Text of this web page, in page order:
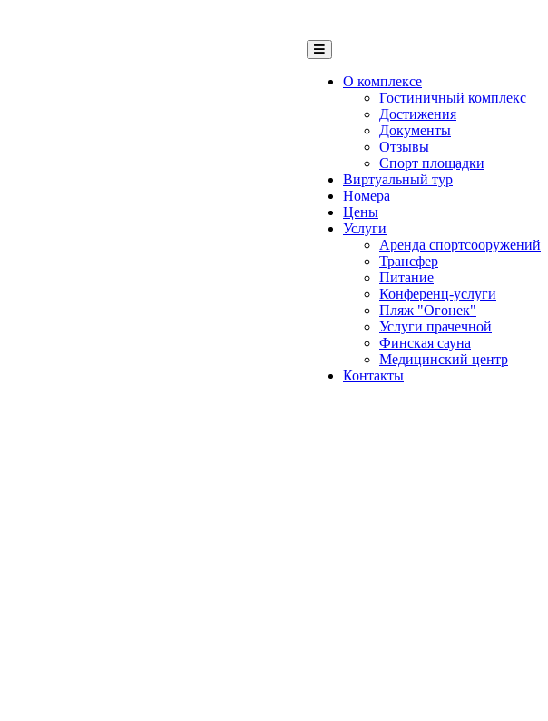
О комплексе
Гостиничный комплекс
Достижения
Документы
Отзывы
Спорт площадки
Виртуальный тур
Номера
Цены
Услуги
Аренда спортсооружений
Трансфер
Питание
Конференц-услуги
Пляж "Огонек"
Услуги прачечной
Финская сауна
Медицинский центр
Контакты